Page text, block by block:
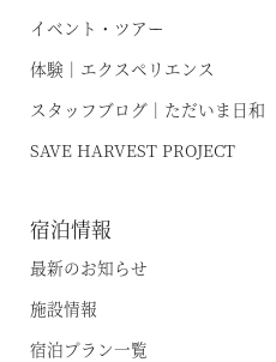
「旅」のご提案
特集｜Harvest Times
「特集」
デジタルブック
勝浦
箱根甲子園
熱海伊豆山
天城高原
イベント・ツアー
体験｜エクスペリエンス
スタッフブログ｜ただいま日和
SAVE HARVEST PROJECT
宿泊情報
最新のお知らせ
施設情報
宿泊プラン一覧